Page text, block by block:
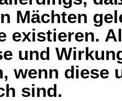
Mächten
existieren.
und
wenn diese
sind.